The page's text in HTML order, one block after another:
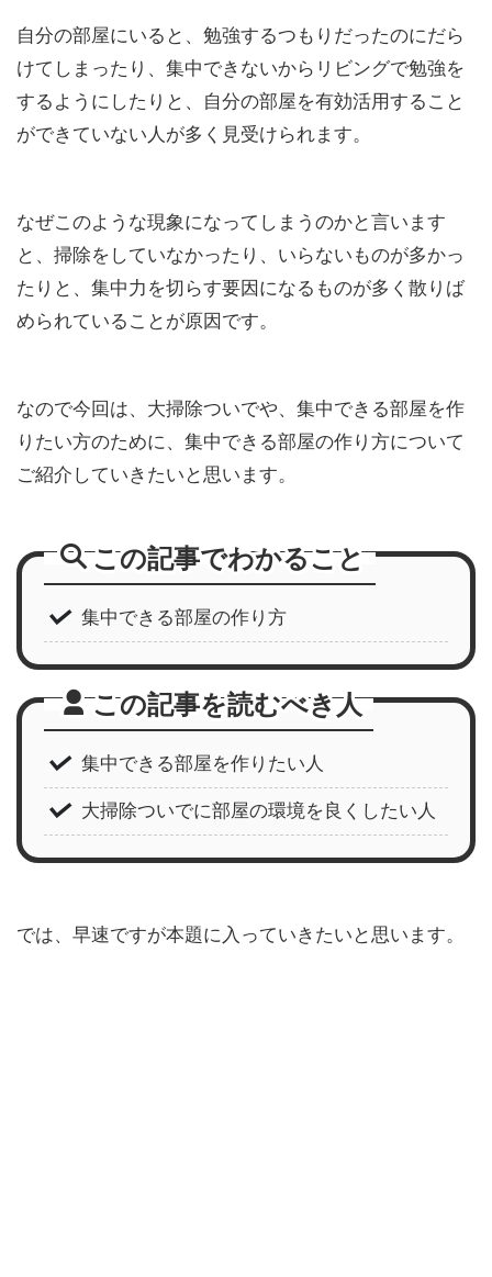
自分の部屋にいると、勉強するつもりだったのにだら
けてしまったり、集中できないからリビングで勉強を
するようにしたりと、自分の部屋を有効活用すること
ができていない人が多く見受けられます。
なぜこのような現象になってしまうのかと言います
と、掃除をしていなかったり、いらないものが多かっ
たりと、集中力を切らす要因になるものが多く散りば
められていることが原因です。
なので今回は、大掃除ついでや、集中できる部屋を作
りたい方のために、集中できる部屋の作り方について
ご紹介していきたいと思います。
この記事でわかること
集中できる部屋の作り方
この記事を読むべき人
集中できる部屋を作りたい人
大掃除ついでに部屋の環境を良くしたい人
では、早速ですが本題に入っていきたいと思います。